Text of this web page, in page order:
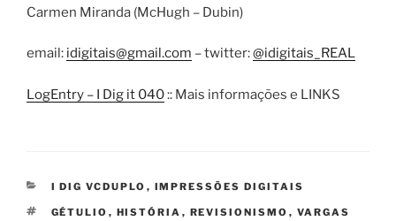
Carmen Miranda (McHugh – Dubin)
email: idigitais@gmail.com – twitter:@idigitais_REAL
LogEntry – I Dig it 040:: Mais informações e LINKS
CATEGORIES
I DIG VCDUPLO , IMPRESSÕES DIGITAIS
TAGS
GÉTULIO , HISTÓRIA , REVISIONISMO , VARGAS